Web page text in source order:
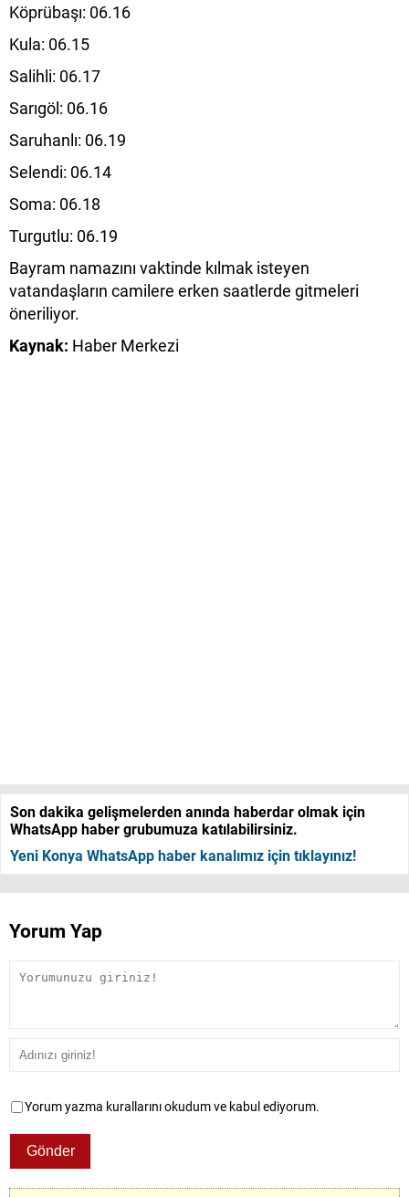
Köprübaşı: 06.16
Kula: 06.15
Salihli: 06.17
Sarıgöl: 06.16
Saruhanlı: 06.19
Selendi: 06.14
Soma: 06.18
Turgutlu: 06.19
Bayram namazını vaktinde kılmak isteyen
vatandaşların camilere erken saatlerde gitmeleri
öneriliyor.
Kaynak: Haber Merkezi
Son dakika gelişmelerden anında haberdar olmak için
WhatsApp haber grubumuza katılabilirsiniz.
Yeni Konya WhatsApp haber kanalımız için tıklayınız!
Yorum Yap
Yorum yazma kurallarını okudum ve kabul ediyorum.